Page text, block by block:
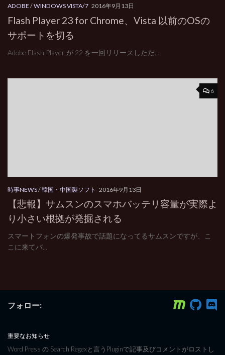
ADOBE/WINDOWS VISTA/7 2016年9月13日
Flash Player 23 for Chrome、Vista 以前のOSの
サポートを切る
Adobe Flash Player が 22 を一回リリースしただ...
6
時事NEWS/韓国・中国製ソフト 2016年9月13日
【悲報】サムスンのスマホバッテリ容量が実際よ
り小さい根拠が発掘される
スマートフォンの爆発事故で話題になってるサムスンですが、こ
こに来てバ...
フォロー:
重要なお知らせ
Word Press の Search Regexと言うPluginで記事及びコメントがロストし